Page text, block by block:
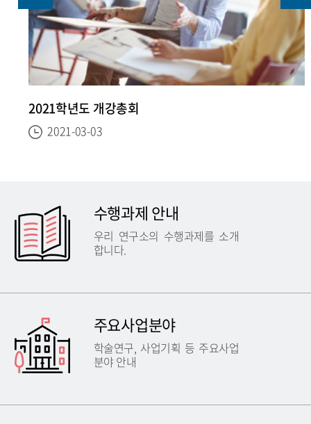
2021학년도 개강총회
2021-03-03
수행과제 안내
우리 연구소의 수행과제를 소개
합니다.
주요사업분야
학술연구, 사업기획 등 주요사업
분야 안내